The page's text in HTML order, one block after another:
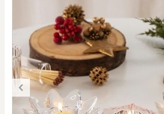
お気に入り一覧
すべてのアイテム
カテゴリから探す